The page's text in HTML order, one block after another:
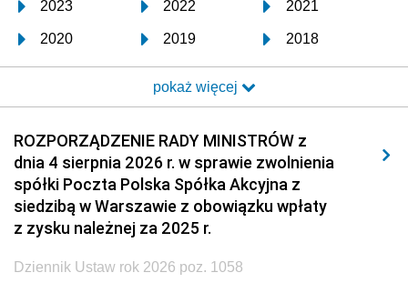
2023 2022 2021
2020 2019 2018
2017 2016 2015
2014 2013 2012
2011 2010 2009
2008 2007 2006
2005 2004 2003
2002 2001
1999 1998
pokaż więcej
ROZPORZĄDZENIE RADY MINISTRÓW z
dnia 4 sierpnia 2026 r. w sprawie zwolnienia
spółki Poczta Polska Spółka Akcyjna z
siedzibą w Warszawie z obowiązku wpłaty
z zysku należnej za 2025 r.
Dziennik Ustaw rok 2026 poz. 1058